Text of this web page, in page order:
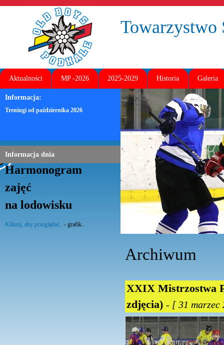
Aktualności MP -2026 2025-2029 Historia Galeria
Informacja:
Treningi od października 2026
Informacja dnia
Harmonogram
zajęć
na lodowisku
Kliknij, aby przeglądać.. - grafik..
.
Archiwum
XXIX Mistrzostwa
zdjęcia) - [ 31 marzec